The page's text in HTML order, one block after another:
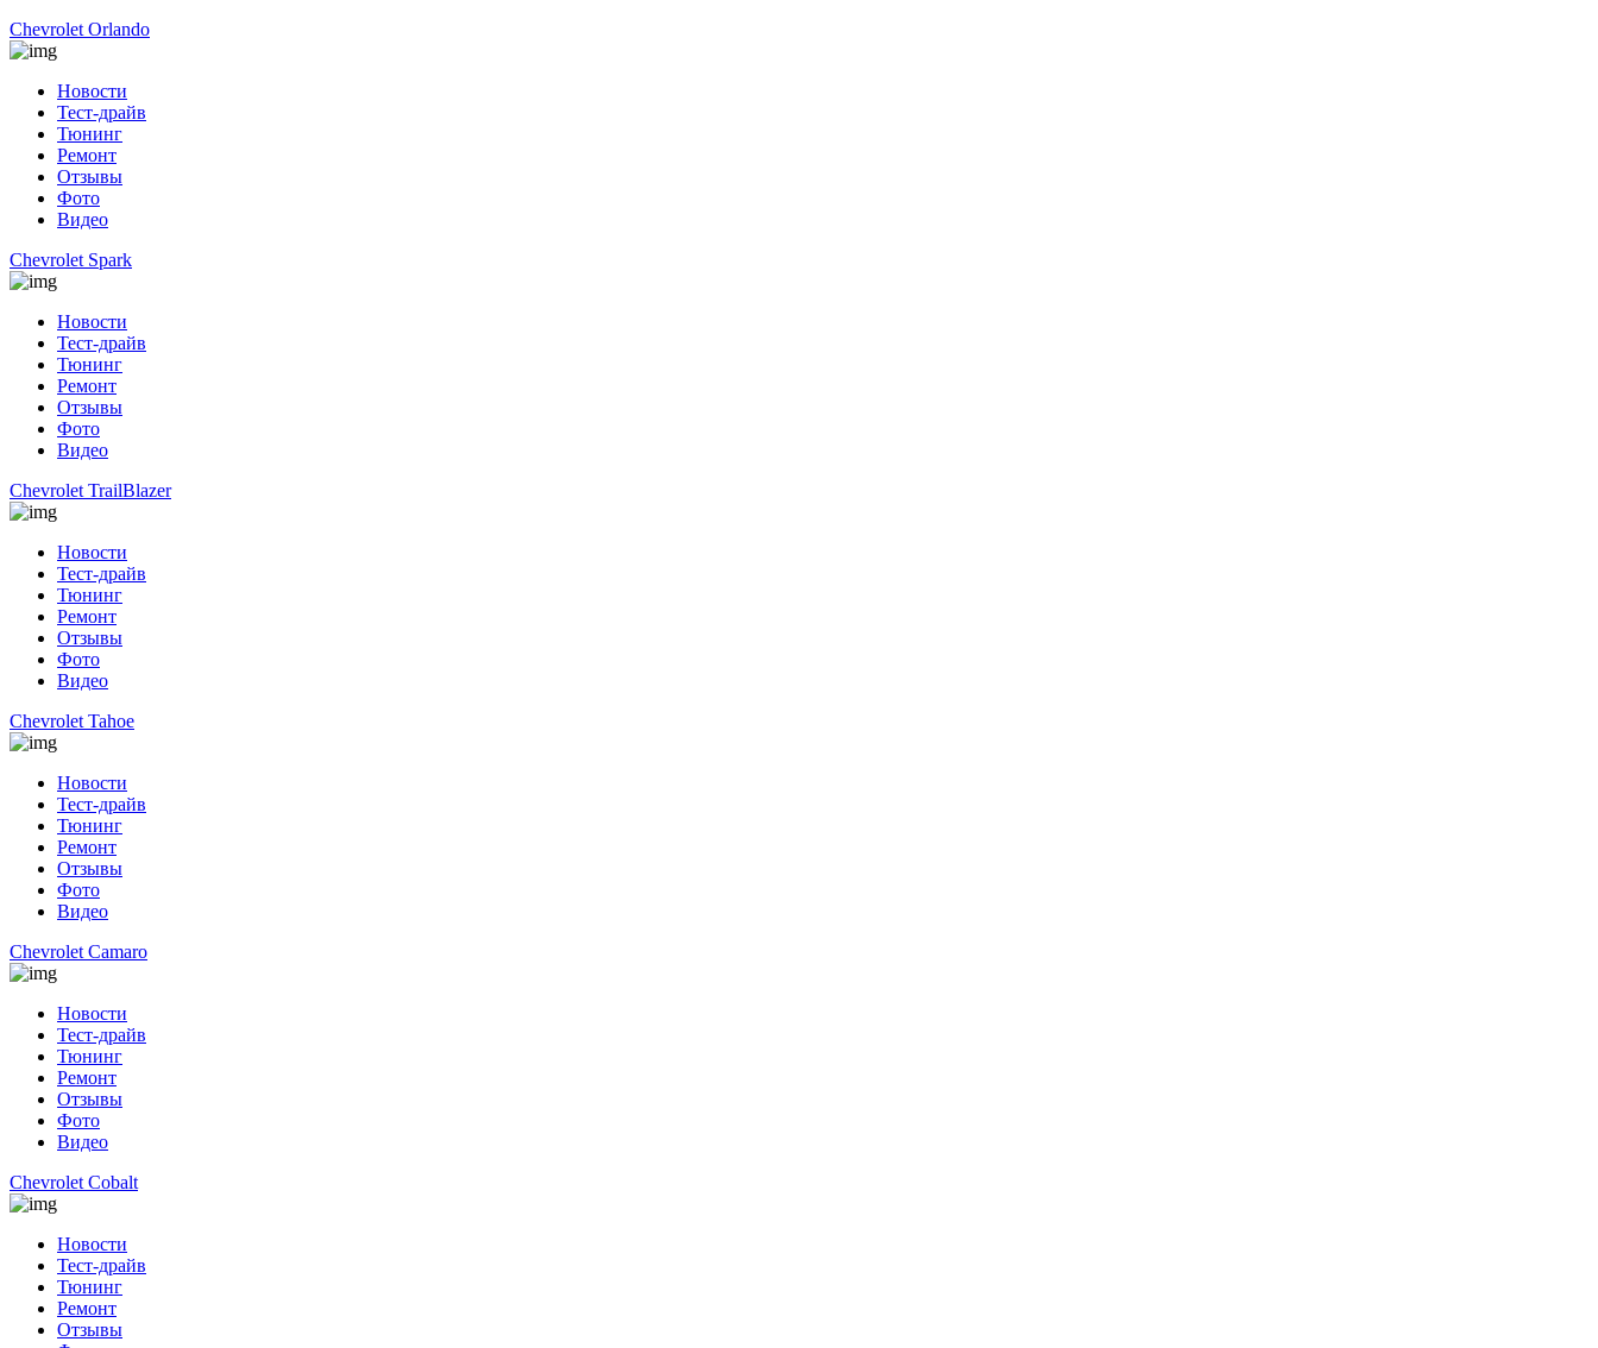
Chevrolet Orlando
Новости
Тест-драйв
Тюнинг
Ремонт
Отзывы
Фото
Видео
Chevrolet Spark
Новости
Тест-драйв
Тюнинг
Ремонт
Отзывы
Фото
Видео
Chevrolet TrailBlazer
Новости
Тест-драйв
Тюнинг
Ремонт
Отзывы
Фото
Видео
Chevrolet Tahoe
Новости
Тест-драйв
Тюнинг
Ремонт
Отзывы
Фото
Видео
Chevrolet Camaro
Новости
Тест-драйв
Тюнинг
Ремонт
Отзывы
Фото
Видео
Chevrolet Cobalt
Новости
Тест-драйв
Тюнинг
Ремонт
Отзывы